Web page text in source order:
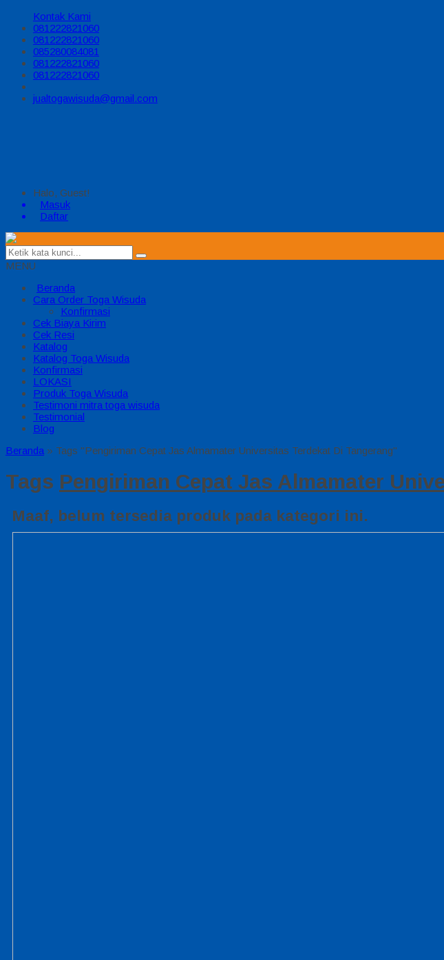
Kontak Kami
081222821060
081222821060
085280084081
081222821060
081222821060
jualtogawisuda@gmail.com
Halo, Guest!
Masuk
Daftar
MENU
Beranda
Cara Order Toga Wisuda
Konfirmasi
Cek Biaya Kirim
Cek Resi
Katalog
Katalog Toga Wisuda
Konfirmasi
LOKASI
Produk Toga Wisuda
Testimoni mitra toga wisuda
Testimonial
Blog
Beranda » Tags "Pengiriman Cepat Jas Almamater Universitas Terdekat Di Tangerang"
Tags Pengiriman Cepat Jas Almamater
Maaf, belum tersedia produk pada kategori ini.